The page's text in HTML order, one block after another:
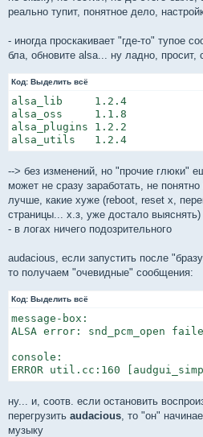
реально тупит, понятное дело,
- иногда проскакивает "где-то" тупое
бла, обновите alsa... ну ладно, просит,
Код: Выделить всё
alsa_lib     1.2.4
alsa_oss     1.1.8
alsa_plugins 1.2.2
--> без изменений, но "прочие глюки"
может не сразу заработать, не
лучше, какие хуже (reboot, reset x,
страницы... х.з, уже достало выяснять)
- в логах ничего подозрительного
audacious, если запустить после
то получаем "очевидные" сообщения:
Код: Выделить всё
message-box:
ALSA error: snd_pcm_open
console:
ERROR util.cc:160
ну... и, соотв. если остановить
перегрузить audacious , то "он"
музыку